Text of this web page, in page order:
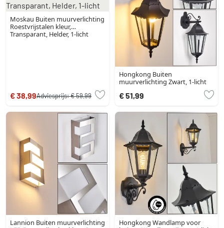
Moskau Buiten muurverlichting
Roestvrijstalen kleur,
Transparant, Helder, 1-licht
€ 38,99Adviesprijs:€ 59,99
Hongkong Buiten
muurverlichting Zwart, 1-licht
€ 51,99
Lannion Buiten muurverlichting
Hongkong Wandlamp voor